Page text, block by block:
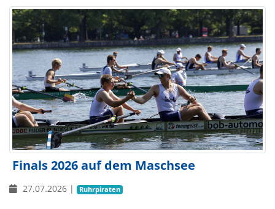
Finals 2026 auf dem Maschsee
27.07.2026 | Ruhrpiraten